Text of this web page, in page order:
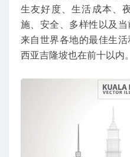
生友好度、生活成本、
施、安全、多样性以及
来自世界各地的最佳生
西亚吉隆坡也在前十以内。